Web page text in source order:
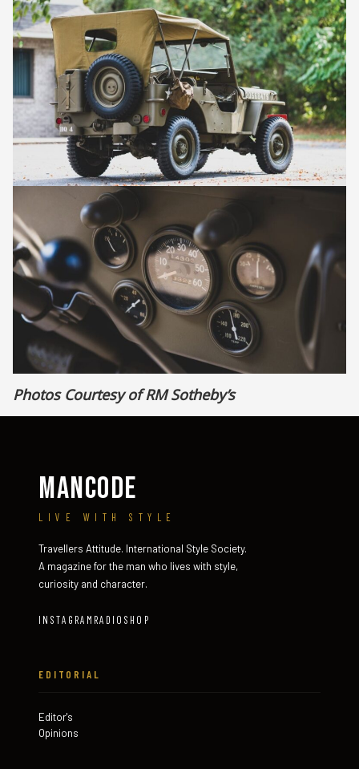
Photos Courtesy of RM Sotheby’s
MANCODE
LIVE WITH STYLE
Travellers Attitude. International Style Society.
A magazine for the man who lives with style,
curiosity and character.
INSTAGRAM RADIO SHOP
EDITORIAL
Editor's
Opinions